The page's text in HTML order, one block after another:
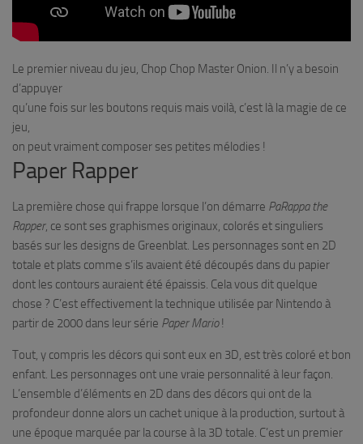
Le premier niveau du jeu, Chop Chop Master Onion. Il n’y a besoin
d’appuyer
qu’une fois sur les boutons requis mais voilà, c’est là la magie de ce
jeu,
on peut vraiment composer ses petites mélodies !
Paper Rapper
La première chose qui frappe lorsque l’on démarre PaRappa the
Rapper, ce sont ses graphismes originaux, colorés et singuliers
basés sur les designs de Greenblat. Les personnages sont en 2D
totale et plats comme s’ils avaient été découpés dans du papier
dont les contours auraient été épaissis. Cela vous dit quelque
chose ? C’est effectivement la technique utilisée par Nintendo à
partir de 2000 dans leur série Paper Mario!
Tout, y compris les décors qui sont eux en 3D, est très coloré et bon
enfant. Les personnages ont une vraie personnalité à leur façon.
L’ensemble d’éléments en 2D dans des décors qui ont de la
profondeur donne alors un cachet unique à la production, surtout à
une époque marquée par la course à la 3D totale. C’est un premier